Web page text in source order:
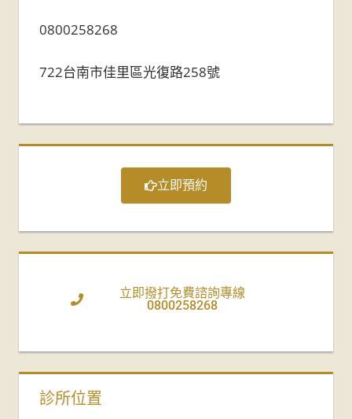
0800258268
722台南市佳里區光復路258號
立即預約
立即撥打免費諮詢專線
0800258268
診所位置